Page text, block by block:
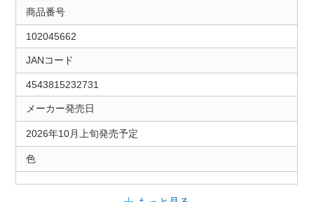
商品番号
102045662
JANコード
4543815232731
メーカー発売日
2026年10月上旬発売予定
色